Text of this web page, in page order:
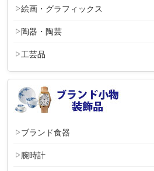
絵画・グラフィックス
陶器・陶芸
工芸品
ブランド食器
腕時計